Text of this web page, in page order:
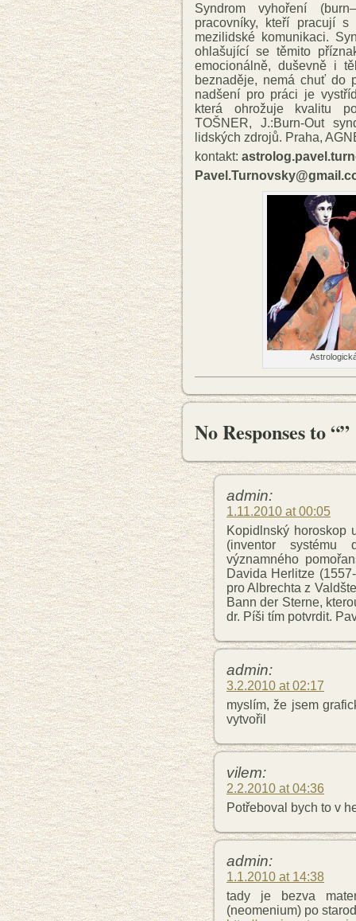
Syndrom vyhoření
pracovníky, kteří pracují
mezilidské komunikaci.
ohlašující se těmito
emocionálně, duševně i
beznaděje, nemá chuť do
nadšení pro práci je
která ohrožuje kvalitu
TOŠNER, J.:Burn-Out
lidských zdrojů. Praha,
kontakt:
No Responses to “”
admin:
1.11.2010 at 00:05
Kopidlnský horoskop
(inventor systému
významného
Davida Herlitze
pro Albrechta z
Bann der Sterne,
dr. Píši tím potvrdit.
admin:
3.2.2010 at 02:17
myslím, že jsem
vytvořil
vilem:
2.2.2010 at 04:36
Potřeboval bych to v
admin:
1.1.2010 at 14:38
tady je bezva
(neomenium) po